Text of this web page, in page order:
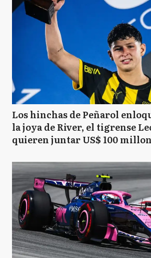
Los hinchas de Peñarol
la joya de River, el tigrense
quieren juntar US$ 100